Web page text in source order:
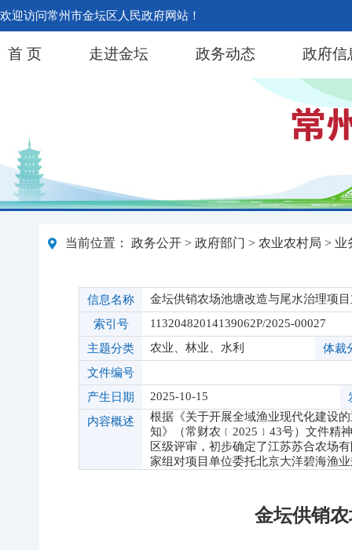
欢迎访问常州市金坛区人民政府网站！
首 页 走进金坛 政务动态 政府信
当前位置： 政务公开 > 政府部门 > 农业农村局 > 业
信息名称
金坛供销农场池塘改造与尾水治理项
索引号
11320482014139062P/2025-00027
主题分类
农业、林业、水利
体裁
文件编号
产生日期
2025-10-15
内容概述
根据《关于开展全域渔业现代化建设
知》（常财农﹝2025﹞43号）文件精
区级评审，初步确定了江苏苏合农场
家组对项目单位委托北京大洋碧海渔
金坛供销